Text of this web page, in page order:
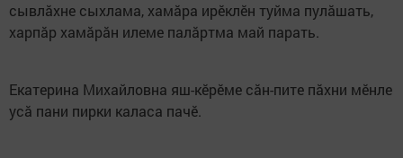
сывлăхне сыхлама, хамăра ирӗклӗн туйма пулăшать,
харпăр хамăрăн илеме палăртма май парать.
Екатерина Михайловна яш-кӗрӗме сăн-пите пăхни мӗнле
усă пани пирки каласа пачӗ.